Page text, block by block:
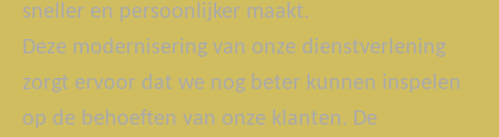
sneller en persoonlijker maakt.
Deze modernisering van onze dienstverlening
zorgt ervoor dat we nog beter kunnen inspelen
op de behoeften van onze klanten. De